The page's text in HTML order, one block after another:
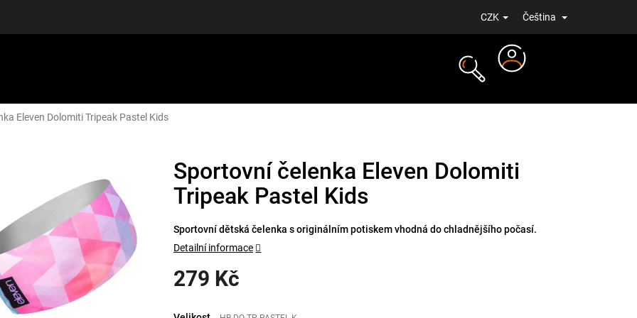
CZK Čeština
Eleven Dolomiti Tripeak Pastel Kids
Sportovní čelenka Eleven Dolomiti
Tripeak Pastel Kids
279 Kč
Sportovní dětská čelenka s originálním potiskem vhodná do chladnějšího počasí.
Detailní informace